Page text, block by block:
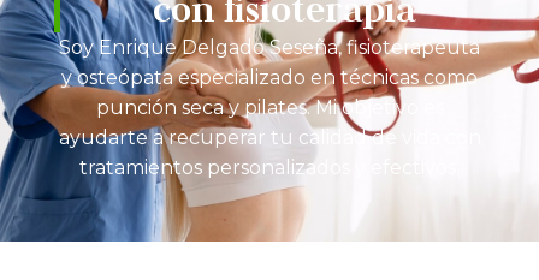
Soy Enrique Delgado Seseña, fisioterapeuta
y osteópata especializado en técnicas como
punción seca y pilates. Mi objetivo es
ayudarte a recuperar tu calidad de vida con
tratamientos personalizados y efectivos.